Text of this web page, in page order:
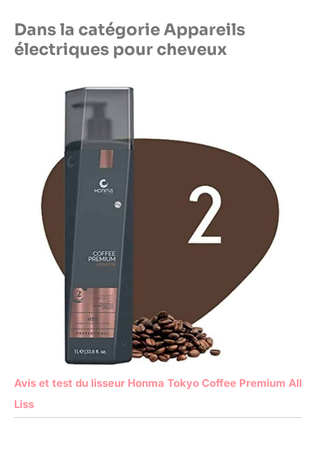
Dans la catégorie Appareils
électriques pour cheveux
Avis et test du lisseur Honma Tokyo Coffee Premium All
Liss